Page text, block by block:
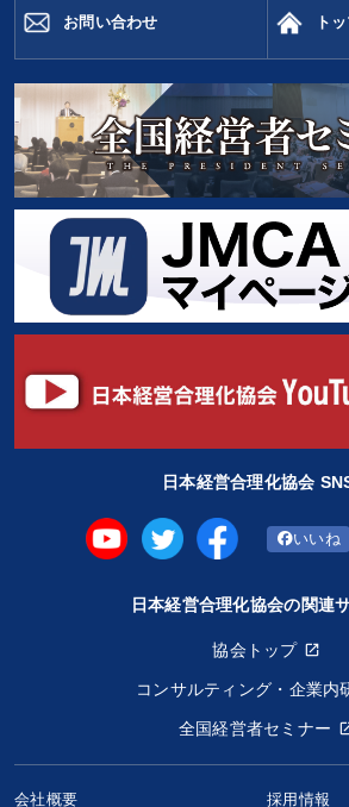
お問い合わせ ト
日本経営合理化協会
いいね
日本経営合理化協会の関連
協会トップ
コンサルティング・企業内
全国経営者セミナー
会社概要 採用情報